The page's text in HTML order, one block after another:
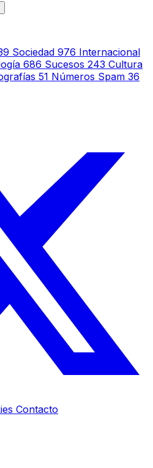
Sociedad 976 Internacional
686 Sucesos 243 Cultura
51 Números Spam 36
Contacto